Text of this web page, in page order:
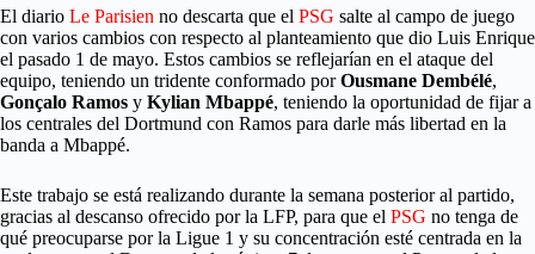
El diario Le Parisien no descarta que el PSG salte al campo de juego
con varios cambios con respecto al planteamiento que dio Luis Enrique
el pasado 1 de mayo. Estos cambios se reflejarían en el ataque del
equipo, teniendo un tridente conformado porOusmane Dembélé,
Gonçalo Ramos y Kylian Mbappé, teniendo la oportunidad de fijar a
los centrales del Dortmund con Ramos para darle más libertad en la
banda a Mbappé.
Este trabajo se está realizando durante la semana posterior al partido,
gracias al descanso ofrecido por la LFP, para que el PSG no tenga de
qué preocuparse por la Ligue 1 y su concentración esté centrada en la